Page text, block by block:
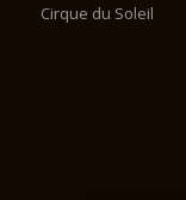
Cirque du Soleil